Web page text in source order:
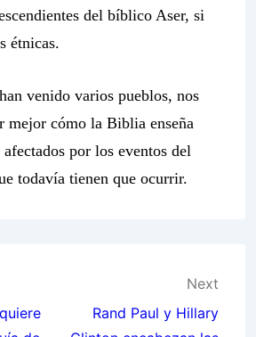
del bíblico Aser, si
étnicas.
venido varios pueblos, nos
mejor cómo la Biblia enseña
por los eventos del
todavía tienen que ocurrir.
Next
Rand Paul y Hillary